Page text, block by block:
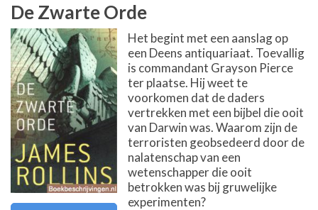
De Zwarte Orde
Het begint met een aanslag op
een Deens antiquariaat. Toevallig
is commandant Grayson Pierce
ter plaatse. Hij weet te
voorkomen dat de daders
vertrekken met een bijbel die ooit
van Darwin was. Waarom zijn de
terroristen geobsedeerd door de
nalatenschap van een
wetenschapper die ooit
betrokken was bij gruwelijke
experimenten?